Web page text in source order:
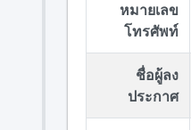
หมายเลข
โทรศัพท์
ชื่อผู้ลง
ประกาศ